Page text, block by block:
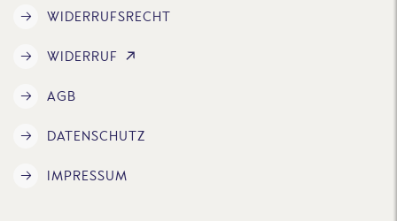
WIDERRUFSRECHT
WIDERRUF
AGB
DATENSCHUTZ
IMPRESSUM